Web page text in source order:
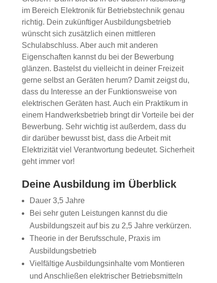
im Bereich Elektronik für Betriebstechnik genau
richtig. Dein zukünftiger Ausbildungsbetrieb
wünscht sich zusätzlich einen mittleren
Schulabschluss. Aber auch mit anderen
Eigenschaften kannst du bei der Bewerbung
glänzen. Bastelst du vielleicht in deiner Freizeit
gerne selbst an Geräten herum? Damit zeigst du,
dass du Interesse an der Funktionsweise von
elektrischen Geräten hast. Auch ein Praktikum in
einem Handwerksbetrieb bringt dir Vorteile bei der
Bewerbung. Sehr wichtig ist außerdem, dass du
dir darüber bewusst bist, dass die Arbeit mit
Elektrizität viel Verantwortung bedeutet. Sicherheit
geht immer vor!
Deine Ausbildung im Überblick
Dauer 3,5 Jahre
Bei sehr guten Leistungen kannst du die
Ausbildungszeit auf bis zu 2,5 Jahre verkürzen.
Theorie in der Berufsschule, Praxis im
Ausbildungsbetrieb
Vielfältige Ausbildungsinhalte vom Montieren
und Anschließen elektrischer Betriebsmitteln